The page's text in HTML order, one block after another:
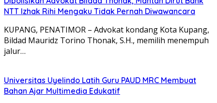
NTT Izhak Rihi Mengaku Tidak Pernah Diwawancara
KUPANG, PENATIMOR – Advokat kondang Kota Kupang,
Bildad Mauridz Torino Thonak, S.H., memilih menempuh
jalur…
Universitas Uyelindo Latih Guru PAUD MRC Membuat
Bahan Ajar Multimedia Edukatif